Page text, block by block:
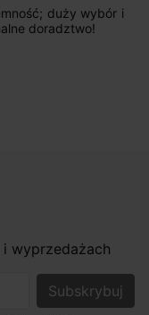
duży wybór i
doradztwo!
wyprzedażach